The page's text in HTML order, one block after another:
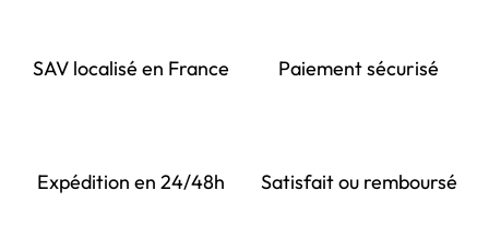
SAV localisé en France Paiement sécurisé
Expédition en 24/48h Satisfait ou remboursé